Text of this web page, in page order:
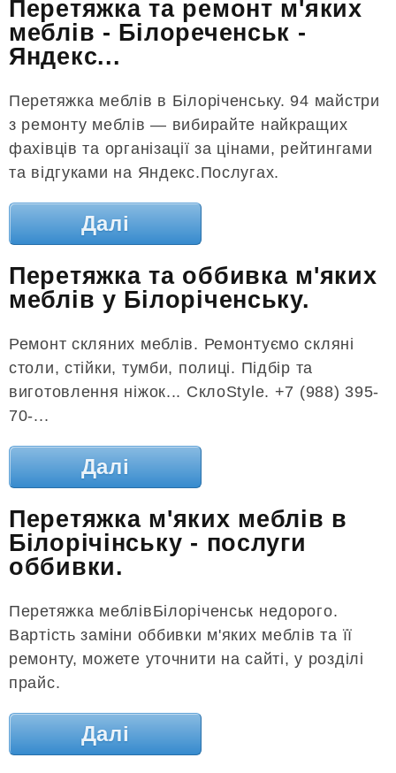
Перетяжка та ремонт м'яких
меблів - Білореченськ -
Яндекс...
Перетяжка меблів в Білоріченську. 94 майстри
з ремонту меблів — вибирайте найкращих
фахівців та організації за цінами, рейтингами
та відгуками на Яндекс.Послугах.
Далі
Перетяжка та оббивка м'яких
меблів у Білоріченську.
Ремонт скляних меблів. Ремонтуємо скляні
столи, стійки, тумби, полиці. Підбір та
виготовлення ніжок... СклоStyle. +7 (988) 395-
70-...
Далі
Перетяжка м'яких меблів в
Білорічінську - послуги
оббивки.
Перетяжка меблівБілоріченськ недорого.
Вартість заміни оббивки м'яких меблів та її
ремонту, можете уточнити на сайті, у розділі
прайс.
Далі